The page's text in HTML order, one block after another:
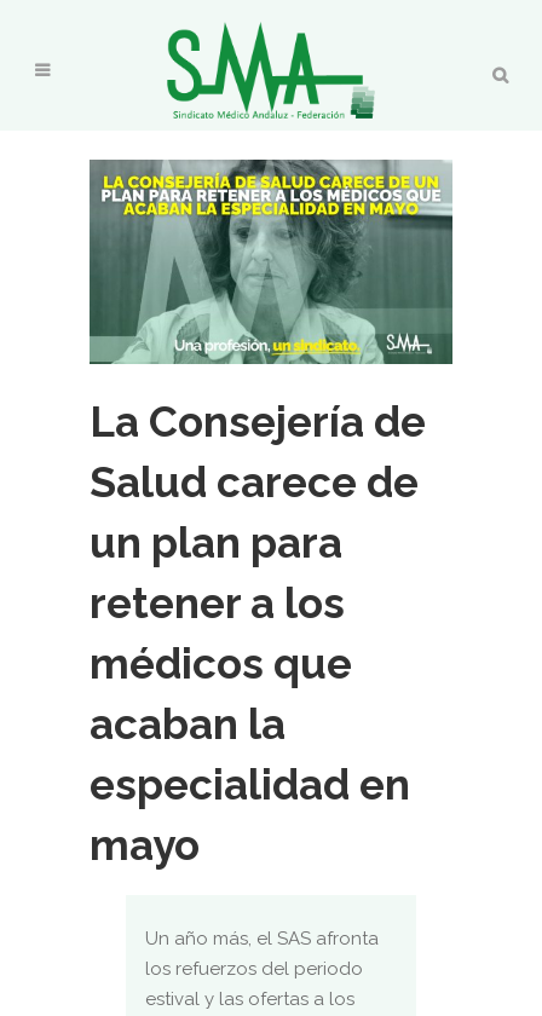
La Consejería de
Salud carece de
un plan para
retener a los
médicos que
acaban la
especialidad en
mayo
Un año más, el SAS afronta
los refuerzos del periodo
estival y las ofertas a los